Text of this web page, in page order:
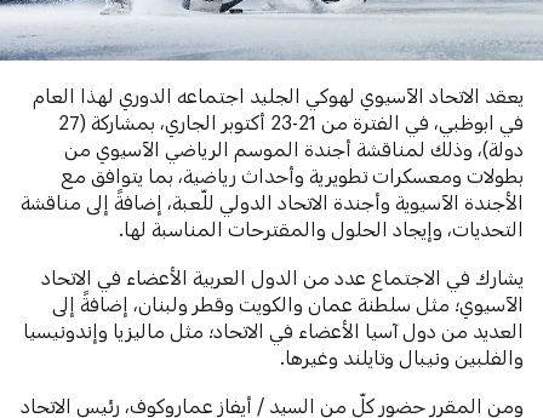
يعقد الاتحاد الآسيوي لهوكي الجليد اجتماعه الدوري لهذا العام
في ابوظبي، في الفترة من 21-23 أكتوبر الجاري، بمشاركة (27
دولة)، وذلك لمناقشة أجندة الموسم الرياضي الآسيوي من
بطولات ومعسكرات تطويرية وأحداث رياضية، بما يتوافق مع
الأجندة الآسيوية وأجندة الاتحاد الدولي للّعبة، إضافةً إلى مناقشة
التحديات، وإيجاد الحلول والمقترحات المناسبة لها.
يشارك في الاجتماع عدد من الدول العربية الأعضاء في الاتحاد
الآسيوي؛ مثل سلطنة عمان والكويت وقطر ولبنان، إضافةً إلى
العديد من دول آسيا الأعضاء في الاتحاد؛ مثل ماليزيا وإندونيسيا
والفلبين ونيبال وتايلند وغيرها.
ومن المقرر حضور كلّ من السيد / أيفاز عماروكوف، رئيس الاتحاد